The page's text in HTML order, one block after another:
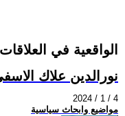
الواقعية في
نورالدين علاك
2024 / 1 / 4
مواضيع وابحاث سياسية